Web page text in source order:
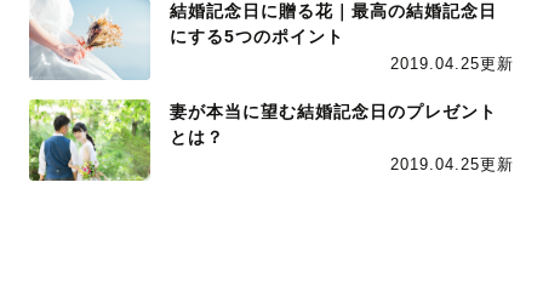
結婚記念日に贈る花｜最高の結婚記念日
にする5つのポイント
2019.04.25更新
妻が本当に望む結婚記念日のプレゼント
とは？
2019.04.25更新